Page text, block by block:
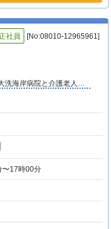
社員 [No:08010-12965961]
当法人は、大洗海岸病院と介護老人保健施設おおあらいを運営しております。「医は仁術」をモットーに、地域住民の皆様へより良い医療・福祉サービスを提供しています。
〜17時00分